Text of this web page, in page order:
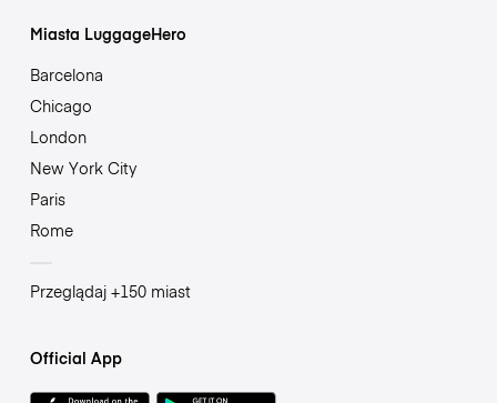
Miasta LuggageHero
Barcelona
Chicago
London
New York City
Paris
Rome
Przeglądaj +150 miast
Official App